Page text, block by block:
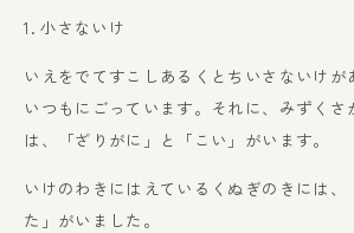
1. 小さないけ
いえをでてすこしあるくとちいさないけが
いつもにごっています。それに、みずくさ
は、「ざりがに」と「こい」がいます。
いけのわきにはえているくぬぎのきには、
た」がいました。